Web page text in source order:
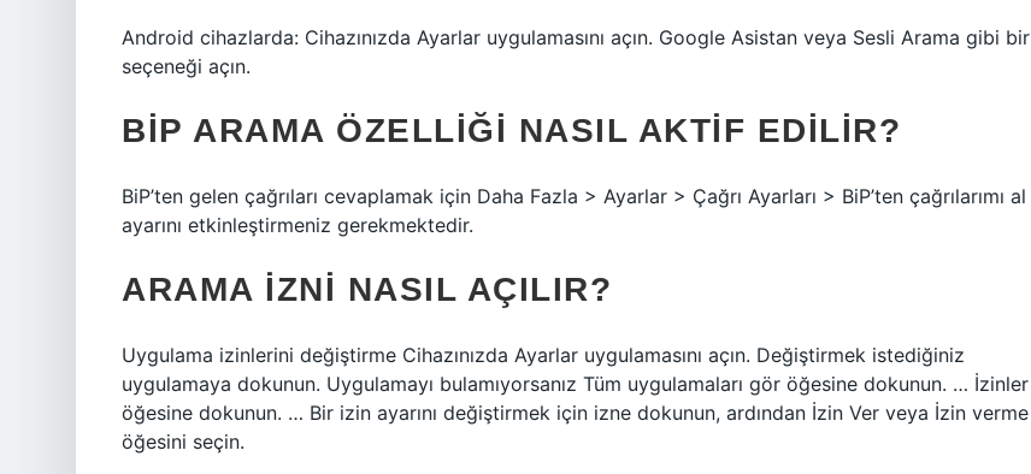
Android cihazlarda: Cihazınızda Ayarlar uygulamasını açın. Google Asistan veya Sesli Arama gibi bir
seçeneği açın.
BIP ARAMA ÖZELLIĞI NASIL AKTIF EDILIR?
BiP’ten gelen çağrıları cevaplamak için Daha Fazla > Ayarlar > Çağrı Ayarları > BiP’ten çağrılarımı al
ayarını etkinleştirmeniz gerekmektedir.
ARAMA IZNI NASIL AÇILIR?
Uygulama izinlerini değiştirme Cihazınızda Ayarlar uygulamasını açın. Değiştirmek istediğiniz
uygulamaya dokunun. Uygulamayı bulamıyorsanız Tüm uygulamaları gör öğesine dokunun. … İzinler
öğesine dokunun. … Bir izin ayarını değiştirmek için izne dokunun, ardından İzin Ver veya İzin verme
öğesini seçin.